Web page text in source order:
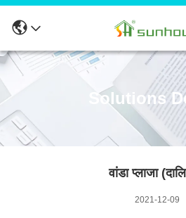
Solutions
वांडा प्लाजा
2021-12-09